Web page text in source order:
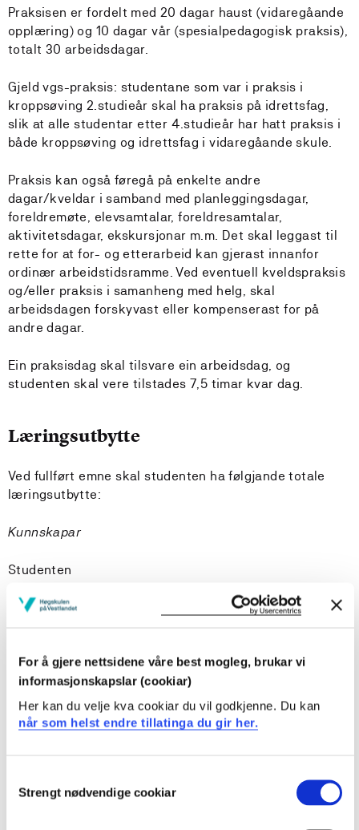
For å gjere nettsidene våre best mogleg, brukar vi
informasjonskapslar (cookiar)
Her kan du velje kva cookiar du vil godkjenne. Du kan
når som helst endre tillatinga du gir her.
Selection
Strengt nødvendige cookiar
Praksisen er fordelt med 20 dagar haust (vidaregåande
opplæring) og 10 dagar vår (spesialpedagogisk praksis),
totalt 30 arbeidsdagar.
Gjeld vgs-praksis: studentane som var i praksis i
kroppsøving 2.studieår skal ha praksis på idrettsfag,
slik at alle studentar etter 4.studieår har hatt praksis i
både kroppsøving og idrettsfag i vidaregåande skule.
Praksis kan også føregå på enkelte andre
dagar/kveldar i samband med planleggingsdagar,
foreldremøte, elevsamtalar, foreldresamtalar,
aktivitetsdagar, ekskursjonar m.m. Det skal leggast til
rette for at for- og etterarbeid kan gjerast innanfor
ordinær arbeidstidsramme. Ved eventuell kveldspraksis
og/eller praksis i samanheng med helg, skal
arbeidsdagen forskyvast eller kompenserast for på
andre dagar.
Ein praksisdag skal tilsvare ein arbeidsdag, og
studenten skal vere tilstades 7,5 timar kvar dag.
Læringsutbytte
Ved fullført emne skal studenten ha følgjande totale
læringsutbytte:
Kunnskapar
Studenten
har kunnskap om læring, læreprosessar,
har inngåande kunnskap om samspelet mellom elevar
og mellom elev og lærar, om skuleleiing, klasseleiing,
teamarbeid og skule-heimsamarbeid
har kunnskap om læraren sin rolle som